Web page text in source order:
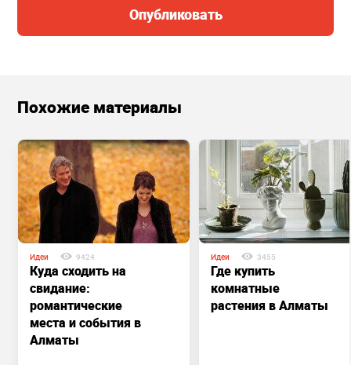
Опубликовать
Похожие материалы
Идеи 9424
Куда сходить на
свидание:
романтические
места и события в
Алматы
Идеи 3455
Где купить
комнатные
растения в Алматы